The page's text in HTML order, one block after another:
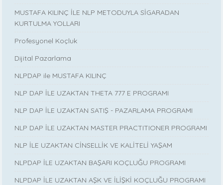
MUSTAFA KILINÇ İLE NLP METODUYLA SİGARADAN
KURTULMA YOLLARI
Profesyonel Koçluk
Dijital Pazarlama
NLPDAP ile MUSTAFA KILINÇ
NLP DAP İLE UZAKTAN THETA 777 E PROGRAMI
NLP DAP İLE UZAKTAN SATIŞ - PAZARLAMA PROGRAMI
NLP DAP İLE UZAKTAN MASTER PRACTITIONER PROGRAMI
NLP İLE UZAKTAN CİNSELLİK VE KALİTELİ YAŞAM
NLPDAP İLE UZAKTAN BAŞARI KOÇLUĞU PROGRAMI
NLPDAP İLE UZAKTAN AŞK VE İLİŞKİ KOÇLUĞU PROGRAMI